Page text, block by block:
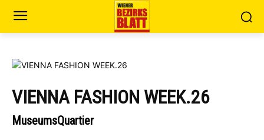
VIENNA FASHION WEEK.26
MuseumsQuartier